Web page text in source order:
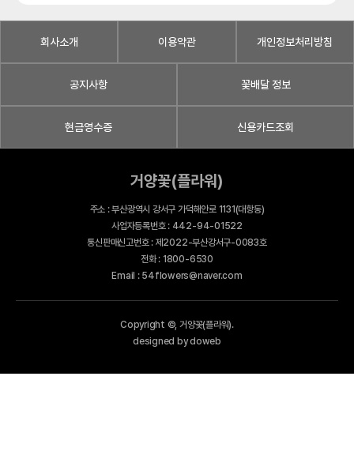
회사소개 이용약관 개인정보처리방침
공지사항 꽃배달 정보
현금영수증 신용카드조회
거양꽃(플라워)
주소 : 부산광역시 강서구 가덕해안로 1131(대항동)
사업자등록번호 : 442-94-01522
통신판매신고번호 : 제2022-부산강서구-0083호
전화 : 1800-6530
Email : 54flowers@naver.com
Copyright ©, 거양꽃(플라워).
designed by doweb